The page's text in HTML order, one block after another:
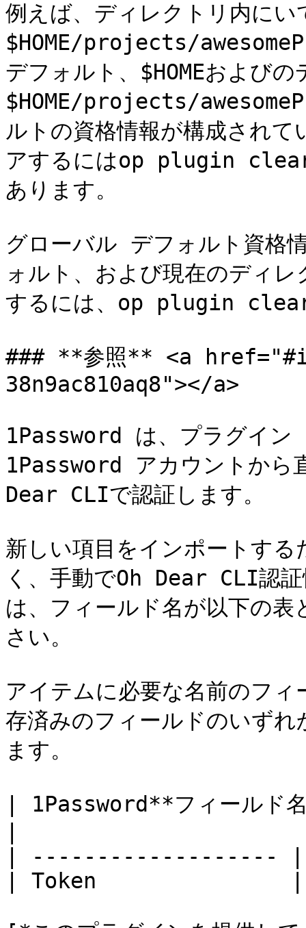
例えば、ディレクトリ内にい
$HOME/projects/
デフォルト、$HOMEおよび
$HOME/projects/
ルトの資格情報が構成され
アするにはop plugin
あります。
グローバル デフォルト資格
ォルト、および現在のディ
するには、op plugin
### **参照** <a
38n9ac810aq8"></a>
1Password は、プラグイン
1Password アカウントから
Dear CLIで認証します。
新しい項目をインポートす
く、手動でOh Dear CLI認
は、フィールド名が以下の
さい。
アイテムに必要な名前のフ
存済みのフィールドのいず
ます。
| 1Password**フィール
| -------------------
| Token               |